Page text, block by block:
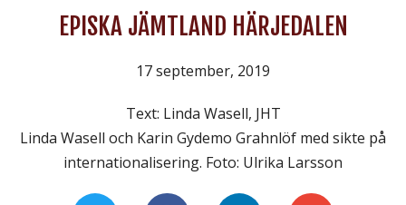
EPISKA JÄMTLAND HÄRJEDALEN
17 september, 2019
Text: Linda Wasell, JHT
Linda Wasell och Karin Gydemo Grahnlöf med sikte på
internationalisering. Foto: Ulrika Larsson